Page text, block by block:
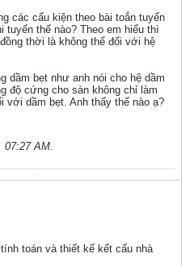
các cấu kiện theo bài toắn tuyến
thế nào? Theo em hiểu thì
thời là không thể đối với hệ
dầm bẹt như anh nói cho hệ dầm
độ cứng cho sàn không chỉ làm
với dầm bẹt. Anh thấy thế nào ạ?
07:27 AM.
toán và thiết kế kết cấu nhà